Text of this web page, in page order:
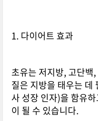
1. 다이어트 효과
초유는 저지방, 고단백
질은 지방을 태우는 데
사 성장 인자)을 함유
이 될 수 있습니다.